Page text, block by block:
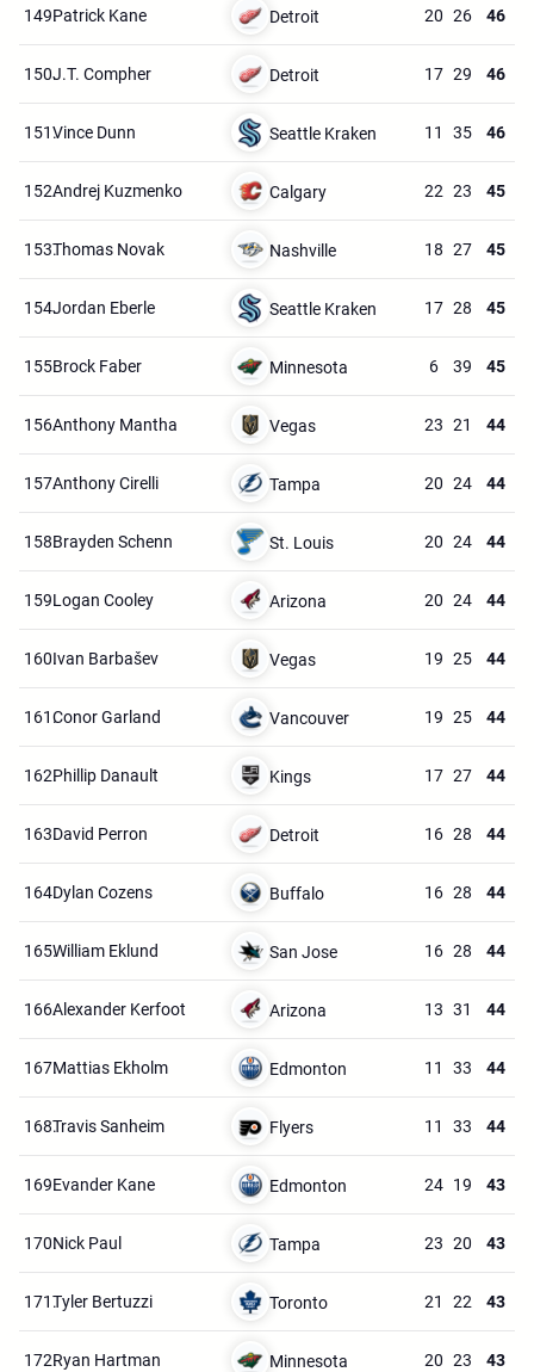
149.Patrick Kane Detroit 20 26 46
150.J.T. Compher Detroit 17 29 46
151.Vince Dunn Seattle Kraken 11 35 46
152.Andrej Kuzmenko Calgary 22 23 45
153.Thomas Novak Nashville 18 27 45
154.Jordan Eberle Seattle Kraken 17 28 45
155.Brock Faber Minnesota 6 39 45
156.Anthony Mantha Vegas 23 21 44
157.Anthony Cirelli Tampa 20 24 44
158.Brayden Schenn St. Louis 20 24 44
159.Logan Cooley Arizona 20 24 44
160.Ivan Barbašev Vegas 19 25 44
161.Conor Garland Vancouver 19 25 44
162.Phillip Danault Kings 17 27 44
163.David Perron Detroit 16 28 44
164.Dylan Cozens Buffalo 16 28 44
165.William Eklund San Jose 16 28 44
166.Alexander Kerfoot Arizona 13 31 44
167.Mattias Ekholm Edmonton 11 33 44
168.Travis Sanheim Flyers 11 33 44
169.Evander Kane Edmonton 24 19 43
170.Nick Paul Tampa 23 20 43
171.Tyler Bertuzzi Toronto 21 22 43
172.Ryan Hartman Minnesota 20 23 43